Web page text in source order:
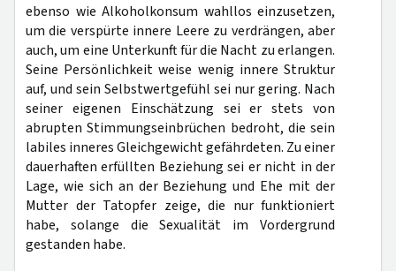
ebenso wie Alkoholkonsum wahllos einzusetzen,
um die verspürte innere Leere zu verdrängen, aber
auch, um eine Unterkunft für die Nacht zu erlangen.
Seine Persönlichkeit weise wenig innere Struktur
auf, und sein Selbstwertgefühl sei nur gering. Nach
seiner eigenen Einschätzung sei er stets von
abrupten Stimmungseinbrüchen bedroht, die sein
labiles inneres Gleichgewicht gefährdeten. Zu einer
dauerhaften erfüllten Beziehung sei er nicht in der
Lage, wie sich an der Beziehung und Ehe mit der
Mutter der Tatopfer zeige, die nur funktioniert
habe, solange die Sexualität im Vordergrund
gestanden habe.